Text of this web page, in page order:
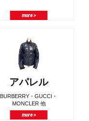
more >
アパレル
BURBERRY・GUCCI・
MONCLER 他
more >